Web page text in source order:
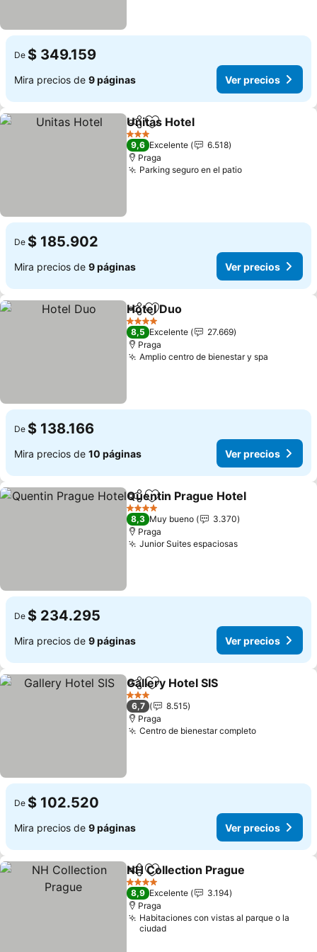
De $ 349.159
Mira precios de 9 páginas Ver precios
CompartirAgregar a favoritos
Unitas Hotel
3 Estrellas
9,6 Excelente
6.518
Praga
Parking seguro en el patio
De $ 185.902
Mira precios de 9 páginas Ver precios
CompartirAgregar a favoritos
Hotel Duo
4 Estrellas
8,5 Excelente
27.669
Praga
Amplio centro de bienestar y spa
De $ 138.166
Mira precios de 10 páginas Ver precios
CompartirAgregar a favoritos
Quentin Prague Hotel
4 Estrellas
8,3 Muy bueno
3.370
Praga
Junior Suites espaciosas
De $ 234.295
Mira precios de 9 páginas Ver precios
CompartirAgregar a favoritos
Gallery Hotel SIS
3 Estrellas
6,7
8.515
Praga
Centro de bienestar completo
De $ 102.520
Mira precios de 9 páginas Ver precios
CompartirAgregar a favoritos
NH Collection Prague
4 Estrellas
8,9 Excelente
3.194
Praga
Habitaciones con vistas al parque o la
ciudad